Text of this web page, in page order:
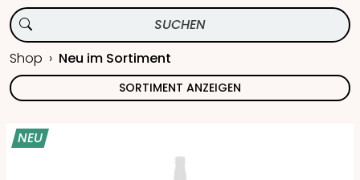
Shop Neu im Sortiment
SORTIMENT ANZEIGEN
NEU